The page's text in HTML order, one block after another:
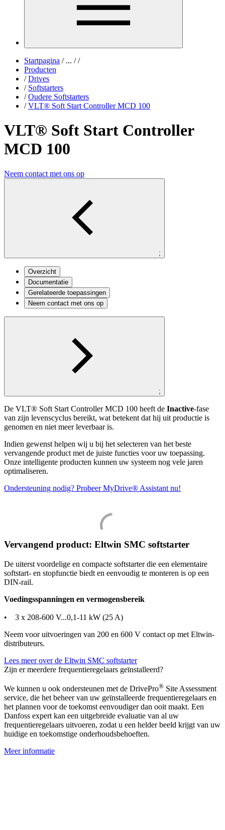
Startpagina /... / /
Producten
/ Drives
/ Softstarters
/ Oudere Softstarters
/ VLT® Soft Start Controller MCD 100
VLT® Soft Start Controller
MCD 100
Neem contact met ons op
;
Overzicht
Documentatie
Gerelateerde toepassingen
Neem contact met ons op
;
De VLT® Soft Start Controller MCD 100 heeft de Inactive-fase
van zijn levenscyclus bereikt, wat betekent dat hij uit productie is
genomen en niet meer leverbaar is.
Indien gewenst helpen wij u bij het selecteren van het beste
vervangende product met de juiste functies voor uw toepassing.
Onze intelligente producten kunnen uw systeem nog vele jaren
optimaliseren.
Ondersteuning nodig? Probeer MyDrive® Assistant nu!
Vervangend product: Eltwin SMC softstarter
De uiterst voordelige en compacte softstarter die een elementaire
softstart- en stopfunctie biedt en eenvoudig te monteren is op een
DIN-rail.
Voedingsspanningen en vermogensbereik
• 3 x 208-600 V...0,1-11 kW (25 A)
Neem voor uitvoeringen van 200 en 600 V contact op met Eltwin-
distributeurs.
Lees meer over de Eltwin SMC softstarter
Zijn er meerdere frequentieregelaars geïnstalleerd?
We kunnen u ook ondersteunen met de DrivePro® Site Assessment
service, die het beheer van uw geïnstalleerde frequentieregelaars en
het plannen voor de toekomst eenvoudiger dan ooit maakt. Een
Danfoss expert kan een uitgebreide evaluatie van al uw
frequentieregelaars uitvoeren, zodat u een helder beeld krijgt van uw
huidige en toekomstige onderhoudsbehoeften.
Meer informatie